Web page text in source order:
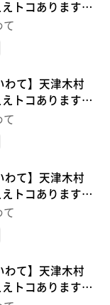
トコあります
#18 奥州市
て
わて】天津木村
トコあります
戸町
て
わて】天津木村
トコあります
#17 矢巾町
て
わて】天津木村
トコあります